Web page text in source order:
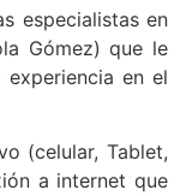
especialistas en
Gómez) que le
en el
(celular, Tablet,
a internet que